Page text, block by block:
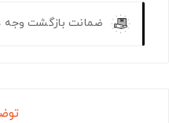
ضمانت بازگشت